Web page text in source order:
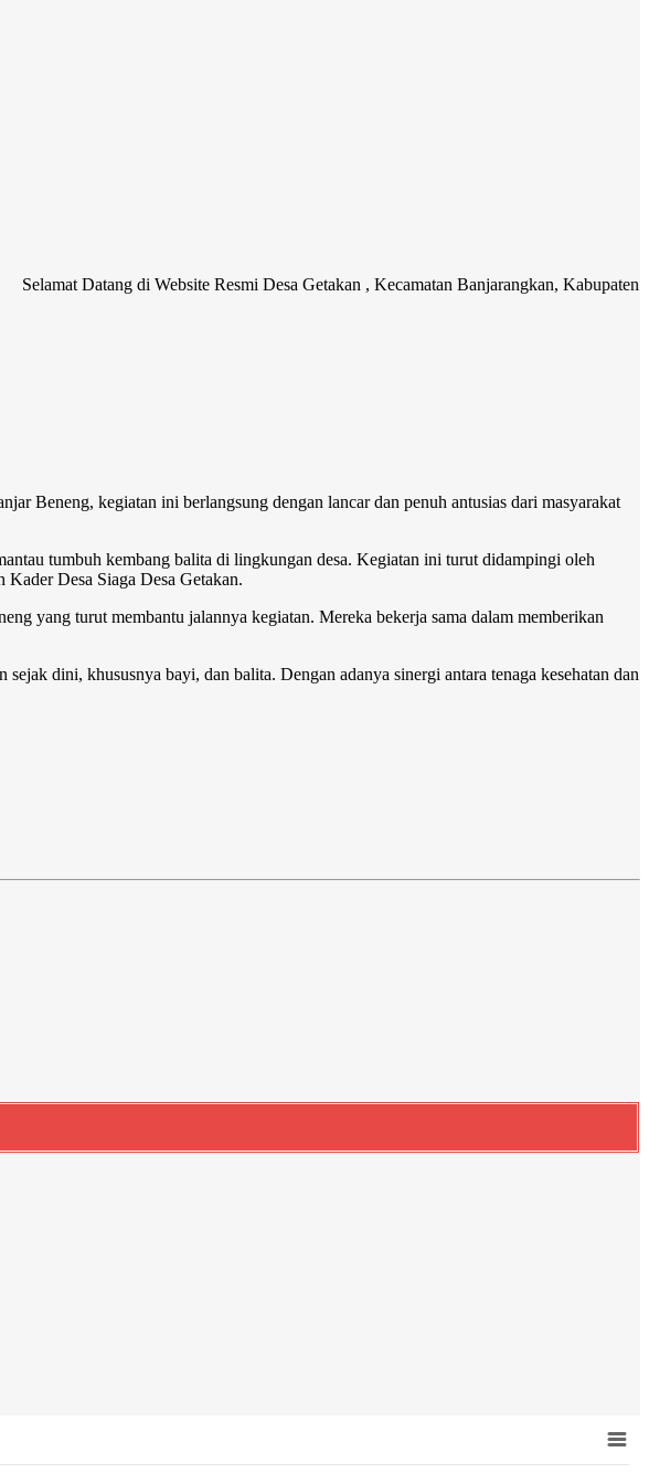
Datang di Website Resmi Desa Getakan , Kecamatan Banjarangkan, Kabupaten
Beneng, kegiatan ini berlangsung dengan lancar dan penuh antusias dari masyarakat
tumbuh kembang balita di lingkungan desa. Kegiatan ini turut didampingi oleh
Kader Desa Siaga Desa Getakan.
yang turut membantu jalannya kegiatan. Mereka bekerja sama dalam memberikan
dini, khususnya bayi, dan balita. Dengan adanya sinergi antara tenaga kesehatan dan